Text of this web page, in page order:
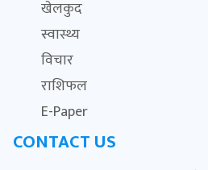
खेलकुद
स्वास्थ्य
विचार
राशिफल
E-Paper
CONTACT US